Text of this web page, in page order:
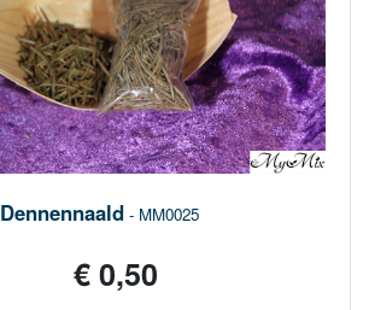
Dennennaald - MM0025
€ 0,50